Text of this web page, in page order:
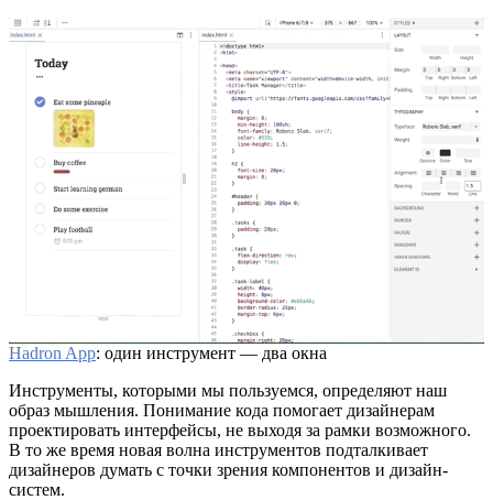
Hadron App: один инструмент — два окна
Инструменты, которыми мы пользуемся, определяют наш
образ мышления. Понимание кода помогает дизайнерам
проектировать интерфейсы, не выходя за рамки возможного.
В то же время новая волна инструментов подталкивает
дизайнеров думать с точки зрения компонентов и дизайн-
систем.